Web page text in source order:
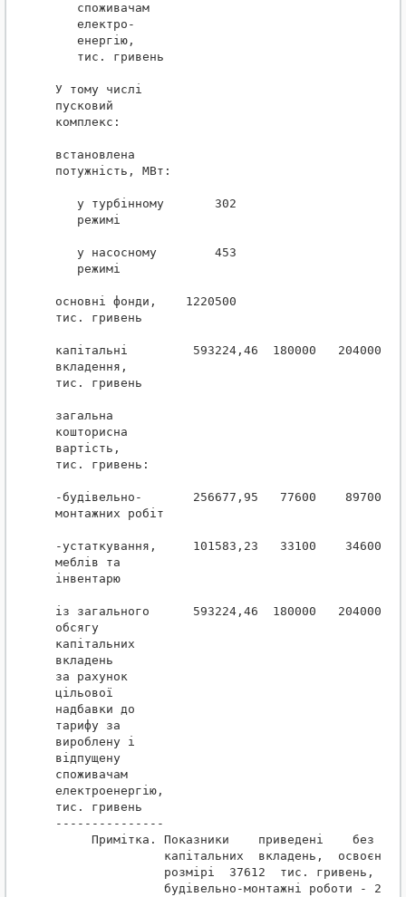
   споживачам
   електро-
   енергію,
   тис. гривень
У тому числі
пусковий
комплекс:
встановлена
потужність, МВт:
у турбінному       302
   режимі
у насосному        453
   режимі
основні фонди,    1220500
тис. гривень
капітальні         593224,46  180000   204000
вкладення,
тис. гривень
загальна
кошторисна
вартість,
тис. гривень:
-будівельно-       256677,95   77600    89700
монтажних робіт
-устаткування,     101583,23   33100    34600
меблів та
інвентарю
із загального      593224,46  180000   204000
обсягу
капітальних
вкладень
за рахунок
цільової
надбавки до
тарифу за
вироблену і
відпущену
споживачам
електроенергію,
тис. гривень
---------------
Примітка. Показники    приведені    без
капітальних  вкладень,  освоєних
розмірі  37612  тис. гривень,
будівельно-монтажні роботи -